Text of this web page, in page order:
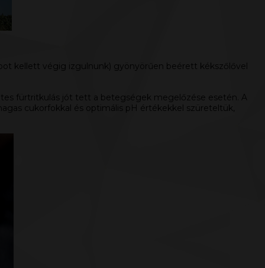
kellett végig izgulnunk) gyönyörűen beérett kékszőlővel
fürtritkulás jót tett a betegségek megelőzése esetén. A
cukorfokkal és optimális pH értékekkel szüreteltük,